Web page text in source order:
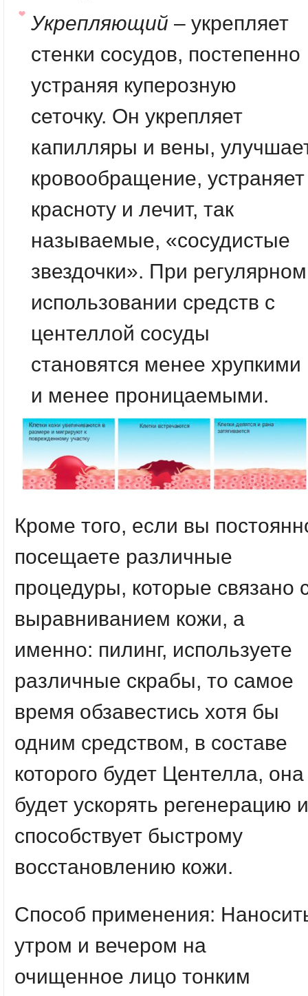
Укрепляющий – укрепляет
стенки сосудов, постепенно
устраняя куперозную
сеточку. Он укрепляет
капилляры и вены,
кровообращение, устраняет
красноту и лечит, так
называемые, «сосудистые
звездочки». При регулярном
использовании средств с
центеллой сосуды
становятся менее хрупкими
и менее проницаемыми.
Кроме того, если вы
посещаете различные
процедуры, которые связано
выравниванием кожи, а
именно: пилинг, используете
различные скрабы, то самое
время обзавестись хотя бы
одним средством, в составе
которого будет Центелла, она
будет ускорять регенерацию и
способствует быстрому
восстановлению кожи.
Способ применения:
утром и вечером на
очищенное лицо тонким